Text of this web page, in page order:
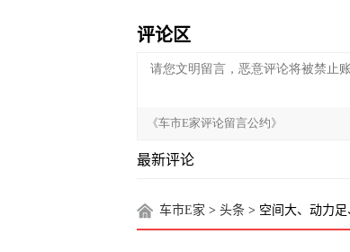
评论区
最新评论
车市E家 > 头条 > 空间大、动力